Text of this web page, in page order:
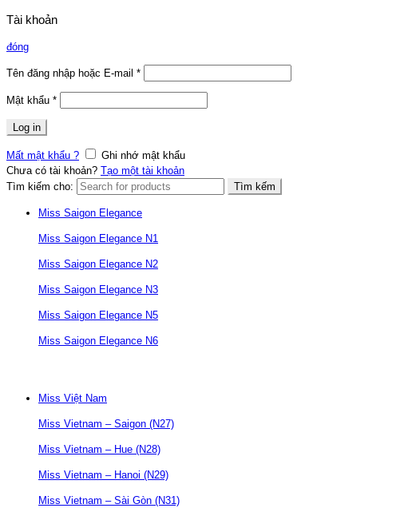
Tài khoản
đóng
Tên đăng nhập hoặc E-mail *
Mật khẩu *
Log in
Mất mật khẩu ?
Ghi nhớ mật khẩu
Chưa có tài khoản? Tạo một tài khoản
Tìm kiếm cho:
Tìm kếm
Miss Saigon Elegance
Miss Saigon Elegance N1
Miss Saigon Elegance N2
Miss Saigon Elegance N3
Miss Saigon Elegance N5
Miss Saigon Elegance N6
Miss Việt Nam
Miss Vietnam – Saigon (N27)
Miss Vietnam – Hue (N28)
Miss Vietnam – Hanoi (N29)
Miss Vietnam – Sài Gòn (N31)